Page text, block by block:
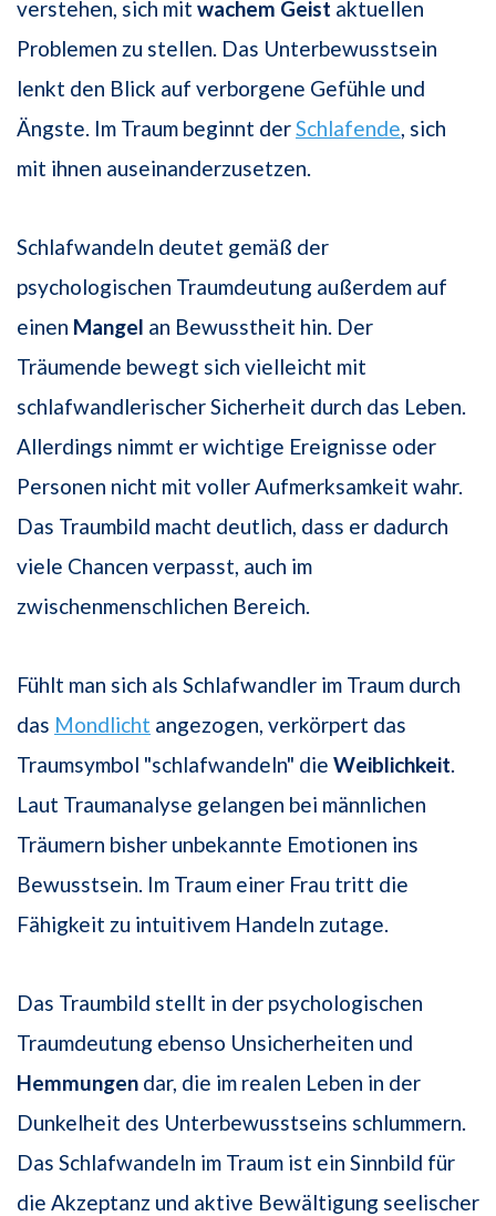
verstehen, sich mit wachem Geist aktuellen
Problemen zu stellen. Das Unterbewusstsein
lenkt den Blick auf verborgene Gefühle und
Ängste. Im Traum beginnt derSchlafende , sich
mit ihnen auseinanderzusetzen.
Schlafwandeln deutet gemäß der
psychologischen Traumdeutung außerdem auf
einen Mangel an Bewusstheit hin. Der
Träumende bewegt sich vielleicht mit
schlafwandlerischer Sicherheit durch das Leben.
Allerdings nimmt er wichtige Ereignisse oder
Personen nicht mit voller Aufmerksamkeit wahr.
Das Traumbild macht deutlich, dass er dadurch
viele Chancen verpasst, auch im
zwischenmenschlichen Bereich.
Fühlt man sich als Schlafwandler im Traum durch
das Mondlicht angezogen, verkörpert das
Traumsymbol "schlafwandeln" die Weiblichkeit
Laut Traumanalyse gelangen bei männlichen
Träumern bisher unbekannte Emotionen ins
Bewusstsein. Im Traum einer Frau tritt die
Fähigkeit zu intuitivem Handeln zutage.
Das Traumbild stellt in der psychologischen
Traumdeutung ebenso Unsicherheiten und
Hemmungen dar, die im realen Leben in der
Dunkelheit des Unterbewusstseins schlummern.
Das Schlafwandeln im Traum ist ein Sinnbild für
die Akzeptanz und aktive Bewältigung seelischer